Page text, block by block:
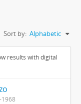
Sort by: Alphabetic
results with digital
1968